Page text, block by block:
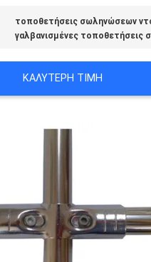
τοποθετήσεις σωληνώσεων
γαλβανισμένες τοποθετήσεις
ΚΑΛΎΤΕΡΗ ΤΙΜΉ